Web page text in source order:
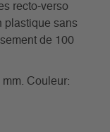
recto-verso
plastique sans
de 100
Couleur: